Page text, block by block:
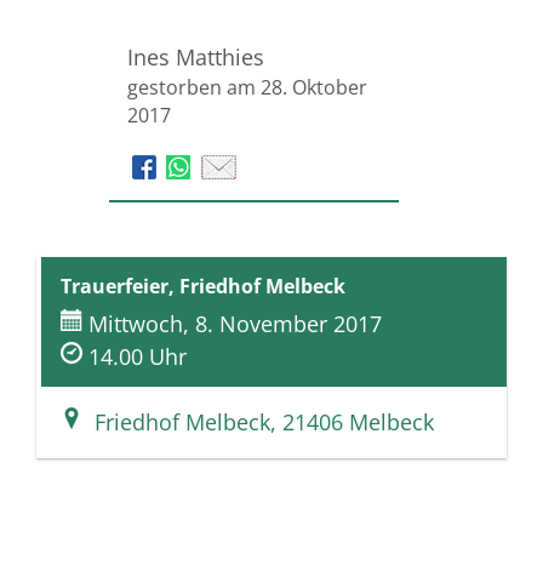
Ines Matthies
gestorben am 28. Oktober
2017
Trauerfeier, Friedhof Melbeck
Mittwoch, 8. November 2017
14.00 Uhr
Friedhof Melbeck, 21406 Melbeck